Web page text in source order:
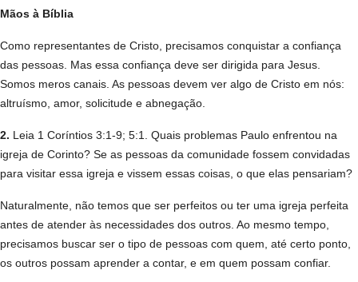
Mãos à Bíblia
Como representantes de Cristo, precisamos conquistar a confiança
das pessoas. Mas essa confiança deve ser dirigida para Jesus.
Somos meros canais. As pessoas devem ver algo de Cristo em nós:
altruísmo, amor, solicitude e abnegação.
2. Leia 1 Coríntios 3:1-9; 5:1. Quais problemas Paulo enfrentou na
igreja de Corinto? Se as pessoas da comunidade fossem convidadas
para visitar essa igreja e vissem essas coisas, o que elas pensariam?
Naturalmente, não temos que ser perfeitos ou ter uma igreja perfeita
antes de atender às necessidades dos outros. Ao mesmo tempo,
precisamos buscar ser o tipo de pessoas com quem, até certo ponto,
os outros possam aprender a contar, e em quem possam confiar.